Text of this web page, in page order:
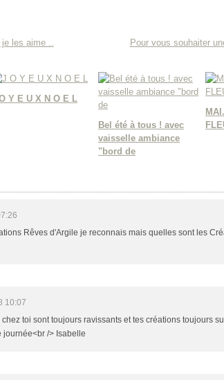
les aime .. Pour vous souhaiter
Y E U X N O E L
Bel été à tous ! avec
vaisselle ambiance
"bord de
Rêves d'Argile je reconnais mais quelles sont les
10:07
toi sont toujours ravissants et tes créations toujours
journée<br /> Isabelle